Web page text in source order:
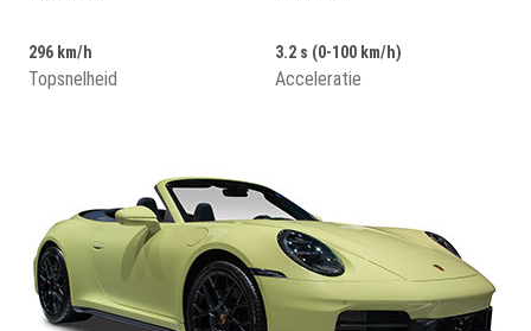
296 km/h
Topsnelheid
3.2 s (0-100 km/h)
Acceleratie